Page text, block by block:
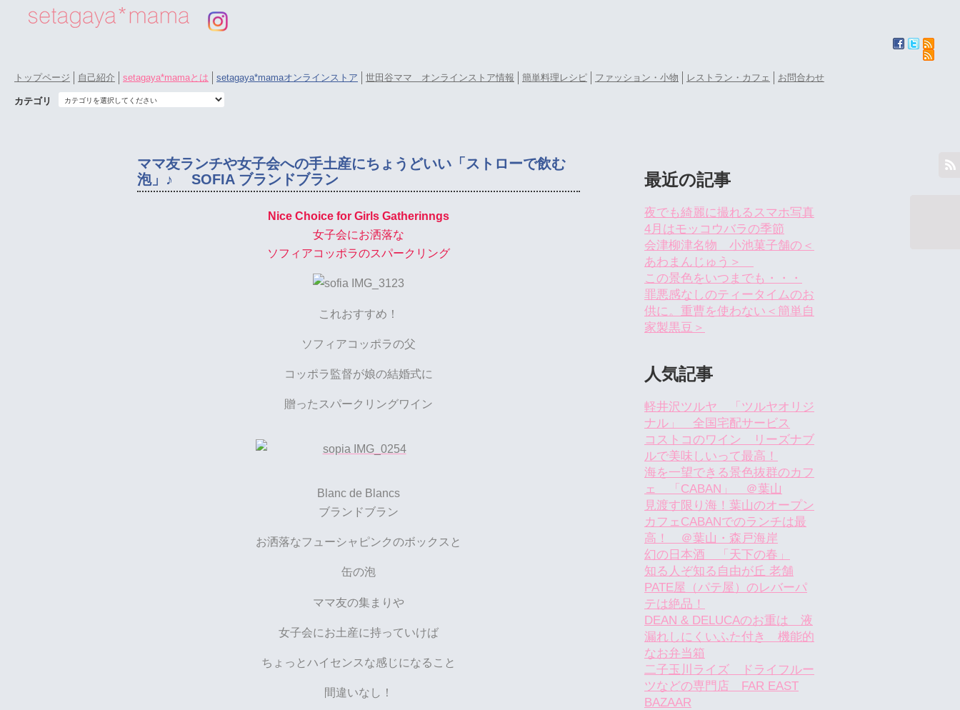
トップページ 自己紹介 setagaya*mamaとは setagaya*mamaオンラインストア 世田谷ママ オンラインストア情報 簡単料理レシピ ファッション・小物 レストラン・カフェ お問合わせ
カテゴリ
ママ友ランチや女子会への手土産にちょうどいい「ストローで飲む
泡」♪ SOFIA ブランドブラン
Nice Choice for Girls Gatherinngs
女子会にお洒落な
ソフィアコッポラのスパークリング
これおすすめ！
ソフィアコッポラの父
コッポラ監督が娘の結婚式に
贈ったスパークリングワイン
Blanc de Blancs
ブランドブラン
お洒落なフューシャピンクのボックスと
缶の泡
ママ友の集まりや
女子会にお土産に持っていけば
ちょっとハイセンスな感じになること
間違いなし！
最近の記事
夜でも綺麗に撮れるスマホ写真
4月はモッコウバラの季節
会津柳津名物 小池菓子舗の＜
あわまんじゅう＞
この景色をいつまでも・・・
罪悪感なしのティータイムのお
供に。重曹を使わない＜簡単自
家製黒豆＞
人気記事
軽井沢ツルヤ 「ツルヤオリジ
ナル」 全国宅配サービス
コストコのワイン リーズナブ
ルで美味しいって最高！
海を一望できる景色抜群のカフ
ェ 「CABAN」 ＠葉山
見渡す限り海！葉山のオープン
カフェCABANでのランチは最
高！ ＠葉山・森戸海岸
幻の日本酒 「天下の春」
知る人ぞ知る自由が丘 老舗
PATE屋（パテ屋）のレバーパ
テは絶品！
DEAN & DELUCAのお重は 液
漏れしにくいふた付き 機能的
なお弁当箱
二子玉川ライズ ドライフルー
ツなどの専門店 FAR EAST
BAZAAR